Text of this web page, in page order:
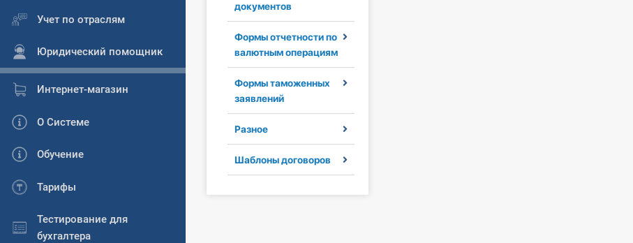
Учет по отраслям
Юридический помощник
Интернет-магазин
О Системе
Обучение
Тарифы
Тестирование для
бухгалтера
документов
Формы отчетности по
валютным операциям
Формы таможенных
заявлений
Разное
Шаблоны договоров